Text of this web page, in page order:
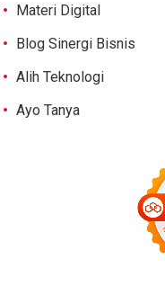
Materi Digital
Blog Sinergi Bisnis
Alih Teknologi
Ayo Tanya